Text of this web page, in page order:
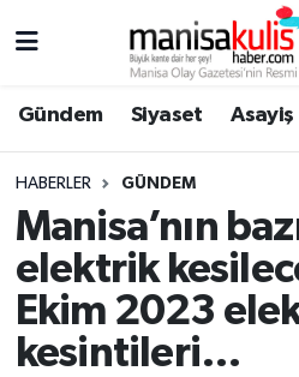
Gündem Siyaset Asayiş
HABERLER GÜNDEM
Manisa’nın
elektrik
Ekim 2023
kesintileri…
Ege Haberleri
Ekonomi
Genel
Gündem
Yunusemre Hava
Yunusemre Trafik
Süper Lig Puan Durumu
Tüm Manşetler